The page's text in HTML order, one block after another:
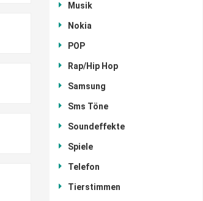
Musik
Nokia
POP
Rap/Hip Hop
Samsung
Sms Töne
Soundeffekte
Spiele
Telefon
Tierstimmen